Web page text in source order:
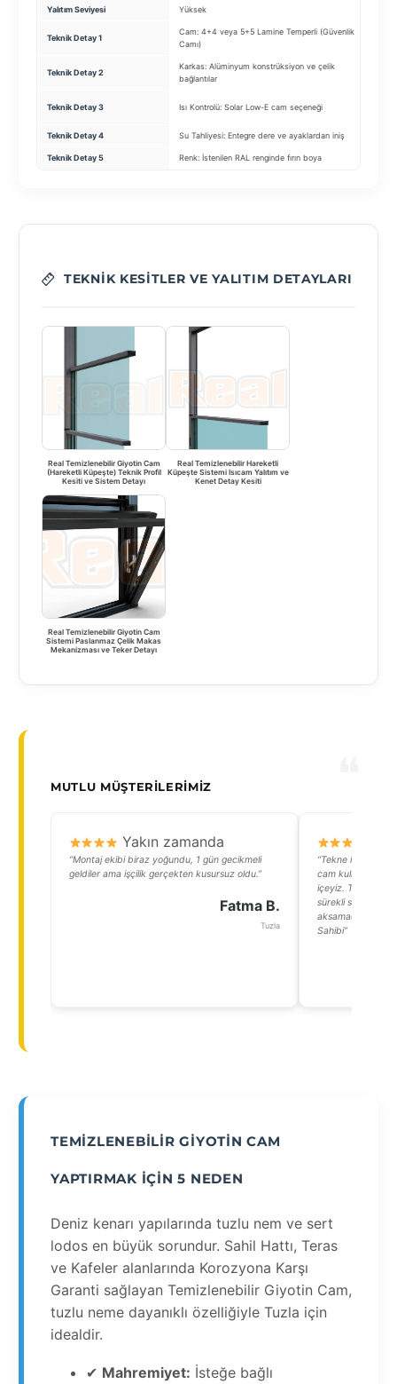
Yalıtım Seviyesi Yüksek
Teknik Detay 1
Cam: 4+4 veya 5+5 Lamine Temperli (Güvenlik
Camı)
Teknik Detay 2
Karkas: Alüminyum konstrüksiyon ve çelik
bağlantılar
Teknik Detay 3 Isı Kontrolü: Solar Low-E cam seçeneği
Teknik Detay 4 Su Tahliyesi: Entegre dere ve ayaklardan iniş
Teknik Detay 5 Renk: İstenilen RAL renginde fırın boya
TEKNIK KESITLER VE YALITIM DETAYLARI
Real Temizlenebilir Giyotin Cam
(Hareketli Küpeşte) Teknik Profil
Kesiti ve Sistem Detayı
Real Temizlenebilir Hareketli
Küpeşte Sistemi Isıcam Yalıtım ve
Kenet Detay Kesiti
Real Temizlenebilir Giyotin Cam
Sistemi Paslanmaz Çelik Makas
Mekanizması ve Teker Detayı
MUTLU MÜŞTERILERIMIZ
Yakın zamanda
“Montaj ekibi biraz yoğundu, 1 gün gecikmeli
geldiler ama işçilik gerçekten kusursuz oldu.”
Fatma B.
Tuzla
“Tekne
cam kullanıyoruz.
içeyiz.
sürekli silmek
aksamadan
Sahibi”
TEMIZLENEBILIR GIYOTIN CAM
YAPTIRMAK İÇIN 5 NEDEN
Deniz kenarı yapılarında tuzlu nem ve sert
lodos en büyük sorundur. Sahil Hattı, Teras
ve Kafeler alanlarında Korozyona Karşı
Garanti sağlayan Temizlenebilir Giyotin Cam,
tuzlu neme dayanıklı özelliğiyle Tuzla için
idealdir.
✔ Mahremiyet: İsteğe bağlı